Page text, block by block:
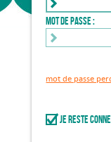
Mot de passe :
mot de passe
Je reste